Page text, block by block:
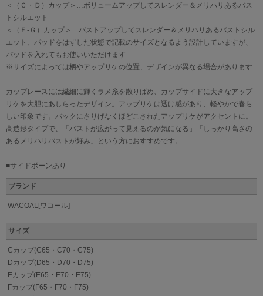
＜（Ｃ・Ｄ）カップ＞…ボリュームアップしてスレンダー＆メリハリあるバス
トシルエット
＜（Ｅ-Ｇ）カップ＞…バストアップしてスレンダー＆メリハリあるバストシル
エット、パッドをはずした状態で記載のサイズとなるよう設計していますが、
パッドを入れてもお使いいただけます
※サイズによっては柄やアップリケの位置、デザインが異なる場合があります
カップレースには繊細に輝くラメ糸を散りばめ、カップサイドに大きなアップ
リケを大胆にあしらったデザイン。アップリケは透け感があり、軽やかで春ら
しい印象です。バックにさりげなくほどこされたアップリケがアクセントに。
高造形タイプで、「バストが広がって見えるのが気になる」「しっかり高さの
あるメリハリバストが好み」という方におすすめです。
■サイドボーンあり
ブランド
WACOAL[ワコール]
サイズ
Cカップ(C65・C70・C75)
Dカップ(D65・D70・D75)
Eカップ(E65・E70・E75)
Fカップ(F65・F70・F75)